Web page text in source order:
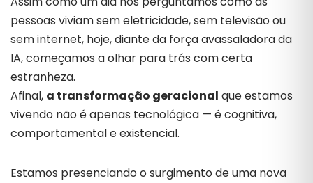
pessoas viviamsemeletricidade,sem televisãoou
seminternet, hoje,dianteda forçaavassaladorada
IA,começamos aolhar para trás comcerta
estranheza.
Afinal, a transformação geracional queestamos
vivendo nãoéapenas tecnológica — écognitiva,
comportamentaleexistencial.
Estamos presenciandoosurgimentodeuma nova